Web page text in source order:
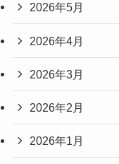
2026年5月
2026年4月
2026年3月
2026年2月
2026年1月